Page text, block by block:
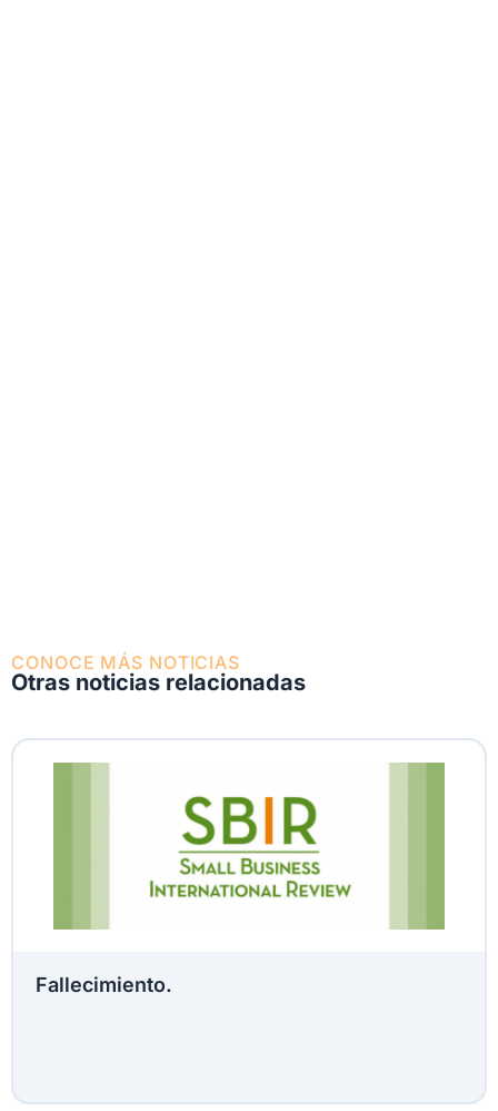
CONOCE MÁS NOTICIAS
Otras noticias relacionadas
Fallecimiento.